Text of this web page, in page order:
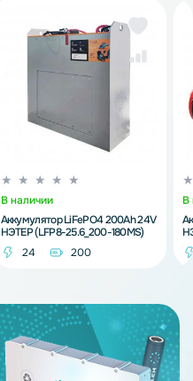
В наличии
Аккумулятор LiFePO4 200Ah 24V
НЭТЕР (LFP8-25.6_200-180MS)
24
200
В